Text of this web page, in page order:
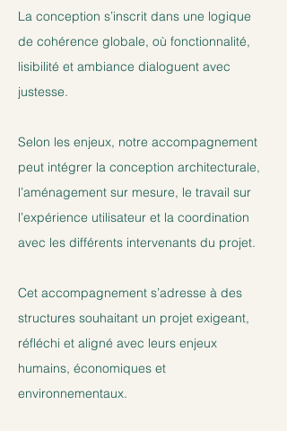
La conception s’inscrit dans une logique
de cohérence globale, où fonctionnalité,
lisibilité et ambiance dialoguent avec
justesse.
Selon les enjeux, notre accompagnement
peut intégrer la conception architecturale,
l’aménagement sur mesure, le travail sur
l’expérience utilisateur et la coordination
avec les différents intervenants du projet.
Cet accompagnement s’adresse à des
structures souhaitant un projet exigeant,
réfléchi et aligné avec leurs enjeux
humains, économiques et
environnementaux.